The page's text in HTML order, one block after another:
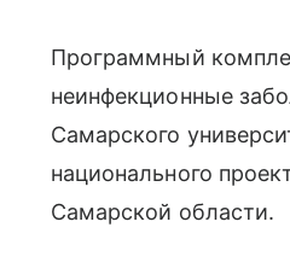
Программный
неинфекционные
Самарского
национального
Самарской области.